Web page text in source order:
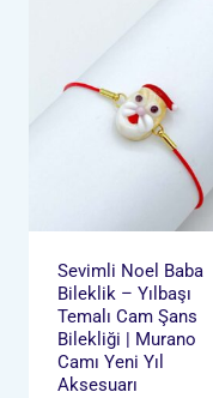
Sevimli Noel Baba
Bileklik – Yılbaşı
Temalı Cam Şans
Bilekliği | Murano
Camı Yeni Yıl
Aksesuarı